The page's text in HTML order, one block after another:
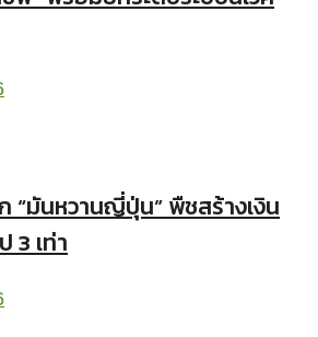
“มันหวานญี่ปุ่น” พืชสร้างเงิน
3 เท่า